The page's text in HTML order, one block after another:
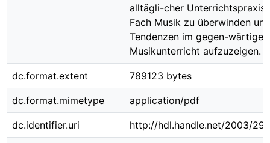
alltägli-cher Unterrichtspraxis
Fach Musik zu überwinden und
Tendenzen im gegen-wärtigen
Musikunterricht aufzuzeigen.
dc.format.extent 789123 bytes
dc.format.mimetype application/pdf
dc.identifier.uri http://hdl.handle.net/2003/